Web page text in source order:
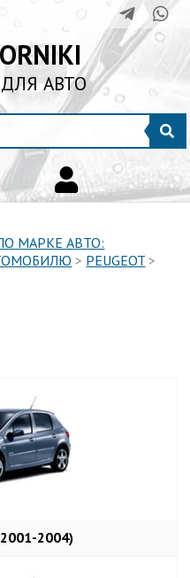
АВТО
МАРКЕ АВТО:
> PEUGEOT >
2004)